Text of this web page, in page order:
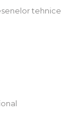
tehnice